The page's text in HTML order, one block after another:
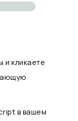
и кликаете
в вашем